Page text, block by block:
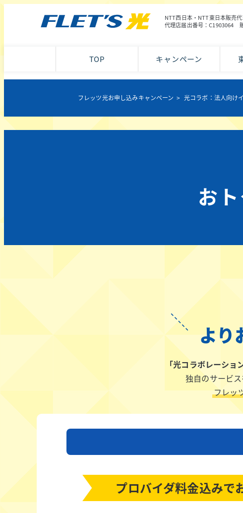
NTT西日本・NTT東日本販売
代理店届出番号：C1903064
TOP キャンペーン
フレッツ光お申し込みキャンペーン 光コラボ：法人向け
お
より
「光コラボレーショ
独自のサービ
フレッ
プロバイダ料金込みで